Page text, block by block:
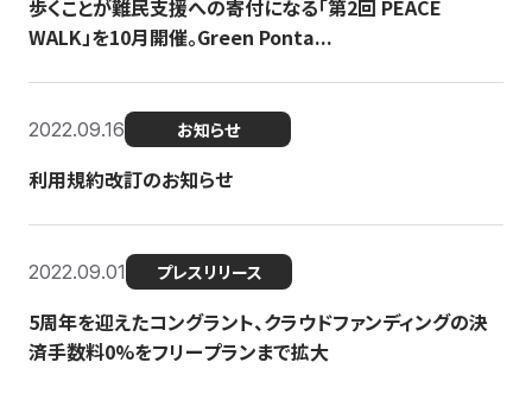
歩くことが難民支援への寄付になる「第2回 PEACE
WALK」を10月開催。Green Ponta...
2022.09.16 お知らせ
利用規約改訂のお知らせ
2022.09.01 プレスリリース
5周年を迎えたコングラント、クラウドファンディングの決
済手数料0%をフリープランまで拡大